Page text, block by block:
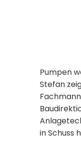
Pumpen
Stefan
in Schuss